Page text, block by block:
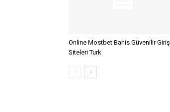
Online Mostbet Bahis Güvenilir Giriş
Siteleri Turk